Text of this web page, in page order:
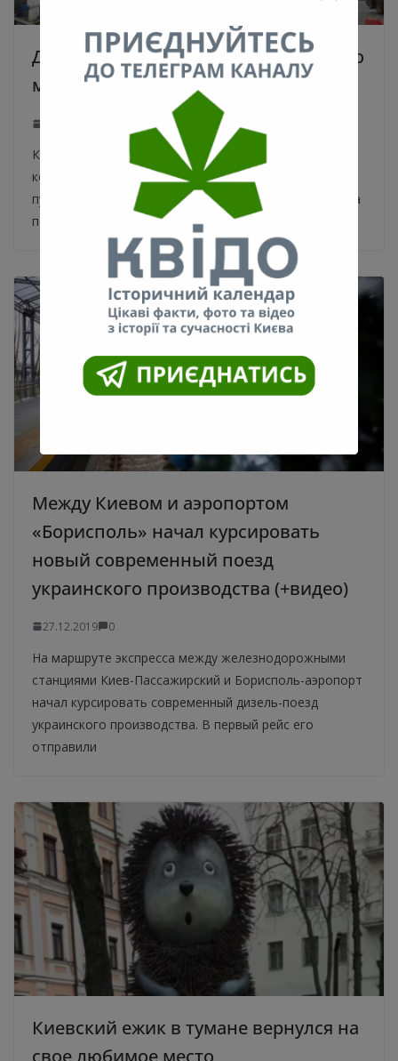
Дуб-долгожитель против Шулявского
моста. Кто кого?
Киевляне встревожены судьбой дуба-долгожителя,
который растет возле нового Шулявского
путепровода. Как сообщает сайт «Сегодня», с дерева
подозрительно сняли охранную табличку,
Между Киевом и аэропортом
«Борисполь» начал курсировать
новый современный поезд
украинского производства (+видео)
27.12.2019 0
На маршруте экспресса между железнодорожными
станциями Киев-Пассажирский и Борисполь-аэропорт
начал курсировать современный дизель-поезд
украинского производства. В первый рейс его
отправили
Киевский ежик в тумане вернулся на